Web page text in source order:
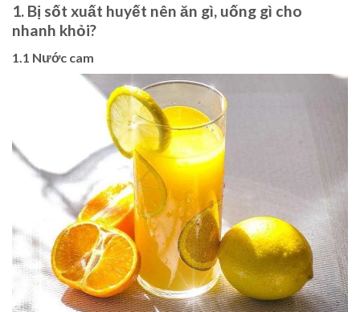
1. Bị sốt xuất huyết nên ăn gì, uống gì cho
nhanh khỏi?
1.1 Nước cam